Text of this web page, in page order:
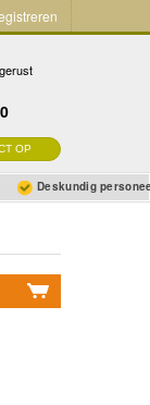
OP
Deskundig